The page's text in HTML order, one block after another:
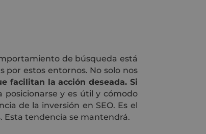
de búsqueda está
por estos entornos. No solo nos
facilitan la acción deseada. Si
y es útil y cómodo
de la inversión en SEO. Es el
Esta tendencia se mantendrá.